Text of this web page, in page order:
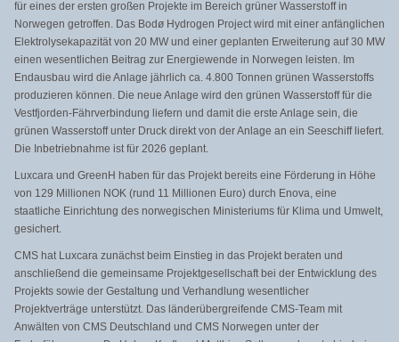
für eines der ersten großen Projekte im Bereich grüner Wasserstoff in
Norwegen getroffen. Das Bodø Hydrogen Project wird mit einer anfänglichen
Elektrolysekapazität von 20 MW und einer geplanten Erweiterung auf 30 MW
einen wesentlichen Beitrag zur Energiewende in Norwegen leisten. Im
Endausbau wird die Anlage jährlich ca. 4.800 Tonnen grünen Wasserstoffs
produzieren können. Die neue Anlage wird den grünen Wasserstoff für die
Vestfjorden-Fährverbindung liefern und damit die erste Anlage sein, die
grünen Wasserstoff unter Druck direkt von der Anlage an ein Seeschiff liefert.
Die Inbetriebnahme ist für 2026 geplant.
Luxcara und GreenH haben für das Projekt bereits eine Förderung in Höhe
von 129 Millionen NOK (rund 11 Millionen Euro) durch Enova, eine
staatliche Einrichtung des norwegischen Ministeriums für Klima und Umwelt,
gesichert.
CMS hat Luxcara zunächst beim Einstieg in das Projekt beraten und
anschließend die gemeinsame Projektgesellschaft bei der Entwicklung des
Projekts sowie der Gestaltung und Verhandlung wesentlicher
Projektverträge unterstützt. Das länderübergreifende CMS-Team mit
Anwälten von CMS Deutschland und CMS Norwegen unter der